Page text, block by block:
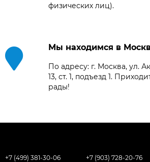
физических лиц).
Мы находимся в
По адресу: г. Москва, ул.
13, ст. 1, подъезд 1.
рады!
+7 (499) 381-30-06 +7 (903) 728-20-76